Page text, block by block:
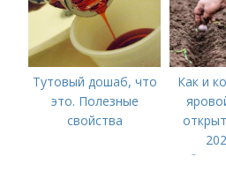
Тутовый дошаб, что
это. Полезные
свойства
Как и